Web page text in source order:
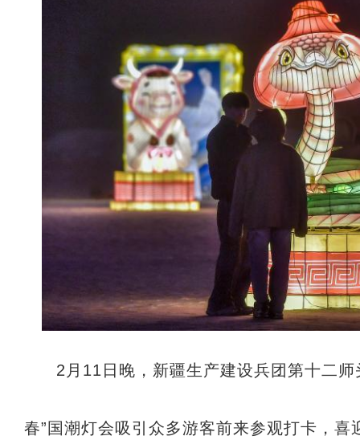
2月11日晚，新疆生产建设兵团第十二
春”国潮灯会吸引众多游客前来参观打卡，